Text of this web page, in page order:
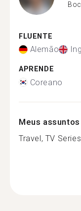
FLUENTE
Alemão
APRENDE
Coreano
Meus
Travel, TV